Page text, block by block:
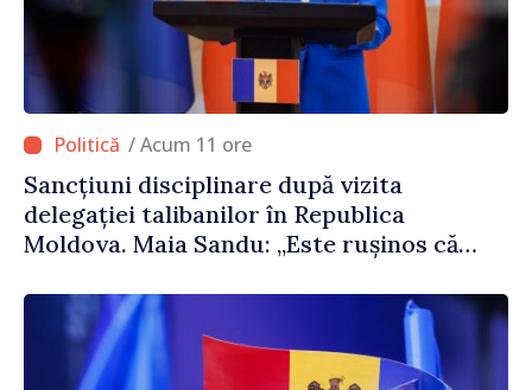
/ Acum 11 ore
Sancțiuni disciplinare după vizita
delegației talibanilor în Republica
Moldova. Maia Sandu: „Este rușinos că
politica statului”